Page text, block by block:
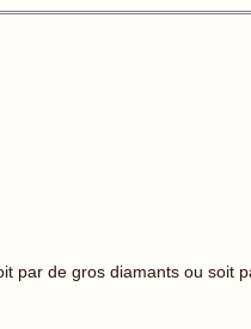
par de gros diamants ou soit